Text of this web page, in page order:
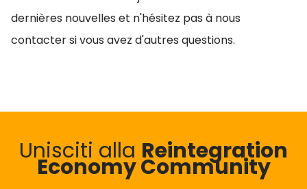
dernières nouvelles et n'hésitez pas à nous
contacter si vous avez d'autres questions.
Unisciti alla Reintegration
Economy Community